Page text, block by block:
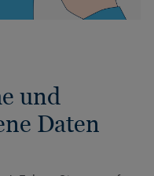
und
Daten